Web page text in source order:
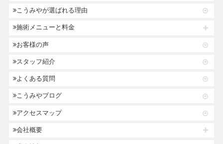
こうみやが選ばれる理由
施術メニューと料金
お客様の声
スタッフ紹介
よくある質問
こうみやブログ
アクセスマップ
会社概要